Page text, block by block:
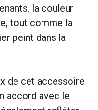
la couleur
tout comme la
peint dans la
de cet accessoire
accord avec le